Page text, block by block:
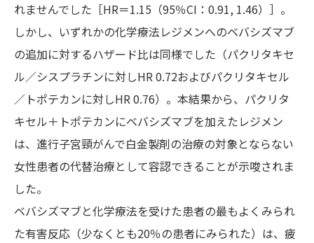
れませんでした［HR＝1.15（95％CI：0.91, 1.46）］。
しかし、いずれかの化学療法レジメンへのベバシズマブ
の追加に対するハザード比は同様でした（パクリタキセ
ル／シスプラチンに対しHR 0.72およびパクリタキセル
／トポテカンに対しHR 0.76）。本結果から、パクリタ
キセル＋トポテカンにベバシズマブを加えたレジメン
は、進行子宮頸がんで白金製剤の治療の対象とならない
女性患者の代替治療として容認できることが示唆されま
した。
ベバシズマブと化学療法を受けた患者の最もよくみられ
た有害反応（少なくとも20％の患者にみられた）は、疲